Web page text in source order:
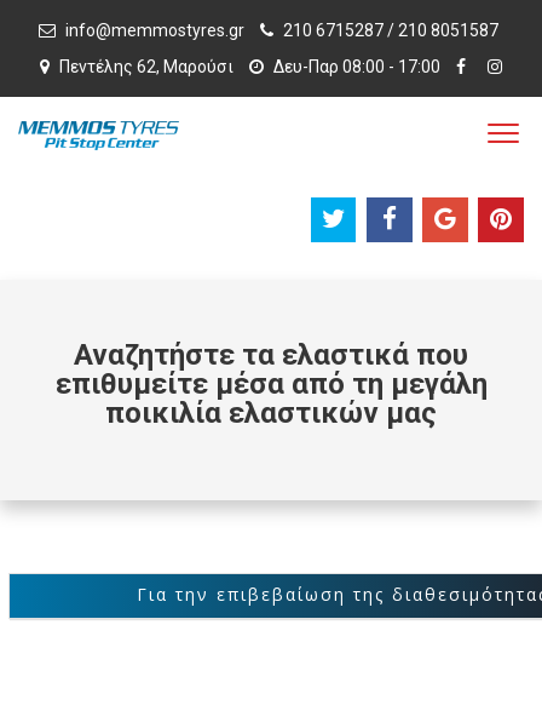
info@memmostyres.gr
210 6715287 / 210 8051587
Πεντέλης 62, Μαρούσι
Δευ-Παρ 08:00 - 17:00
Αναζητήστε τα ελαστικά που
επιθυμείτε μέσα από τη μεγάλη
ποικιλία ελαστικών μας
Για την επιβεβαίωση της διαθεσιμότητας